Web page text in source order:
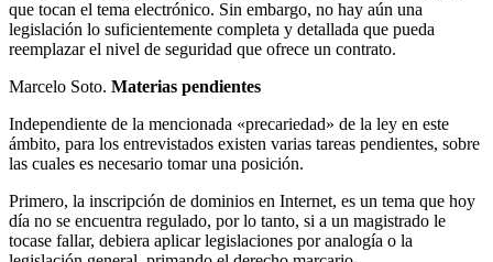
que tocan el tema electrónico. Sin embargo, no hay aún una
legislación lo suficientemente completa y detallada que pueda
reemplazar el nivel de seguridad que ofrece un contrato.
Marcelo Soto. Materias pendientes
Independiente de la mencionada «precariedad» de la ley en este
ámbito, para los entrevistados existen varias tareas pendientes, sobre
las cuales es necesario tomar una posición.
Primero, la inscripción de dominios en Internet, es un tema que hoy
día no se encuentra regulado, por lo tanto, si a un magistrado le
tocase fallar, debiera aplicar legislaciones por analogía o la